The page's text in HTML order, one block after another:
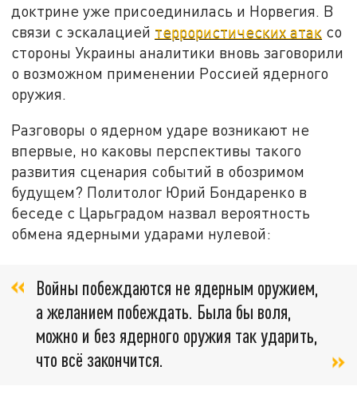
доктрине уже присоединилась и Норвегия. В
связи с эскалацией террористических атак со
стороны Украины аналитики вновь заговорили
о возможном применении Россией ядерного
оружия.
Разговоры о ядерном ударе возникают не
впервые, но каковы перспективы такого
развития сценария событий в обозримом
будущем? Политолог Юрий Бондаренко в
беседе с Царьградом назвал вероятность
обмена ядерными ударами нулевой:
Войны побеждаются не ядерным оружием,
а желанием побеждать. Была бы воля,
можно и без ядерного оружия так ударить,
что всё закончится.